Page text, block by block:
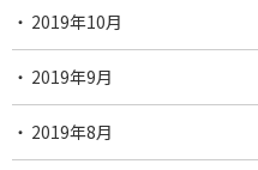
2019年10月
2019年9月
2019年8月